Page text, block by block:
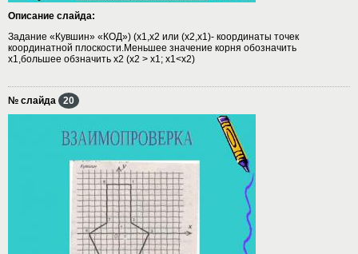
Описание слайда:
Задание «Кувшин» «КОД») (x1,x2 или (x2,x1)- координаты точек
координатной плоскости.Меньшее значение корня обозначить
x1,большее обзначить x2 (x2 > x1; x1<x2)
№ слайда 20